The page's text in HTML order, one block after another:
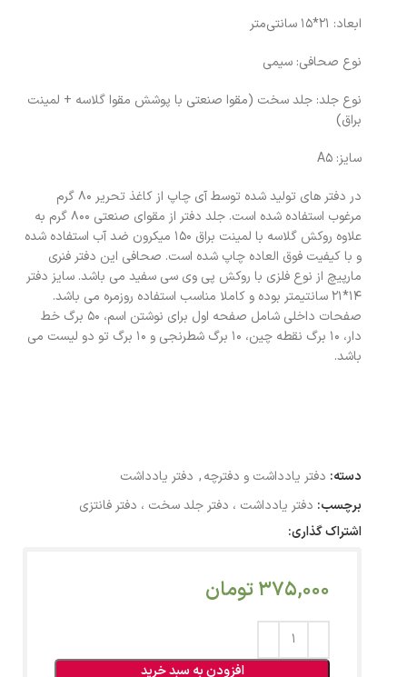
ابعاد: 21*15 سانتی‌متر
نوع صحافی: سیمی
نوع جلد: جلد سخت (مقوا صنعتی با پوشش مقوا گلاسه + لمینت
براق)
سایز: A5
در دفتر های تولید شده توسط آی چاپ از کاغذ تحریر 80 گرم
مرغوب استفاده شده است. جلد دفتر از مقوای صنعتی 800 گرم به
علاوه روکش گلاسه با لمینت براق 150 میکرون ضد آب استفاده شده
و با کیفیت فوق العاده چاپ شده است. صحافی این دفتر فنری
مارپیچ از نوع فلزی با روکش پی وی سی سفید می باشد. سایز دفتر
14*21 سانتیمتر بوده و کاملا مناسب استفاده روزمره می باشد.
صفحات داخلی شامل صفحه اول برای نوشتن اسم، 50 برگ خط
دار، 10 برگ نقطه چین، 10 برگ شطرنجی و 10 برگ تو دو لیست می
باشد.
دسته: دفتر یادداشت و دفترچه, دفتر یادداشت
برچسب: دفتر یادداشت ، دفتر جلد سخت ، دفتر فانتزی
اشتراک گذاری:
375,000تومان
افزودن به سبد خرید